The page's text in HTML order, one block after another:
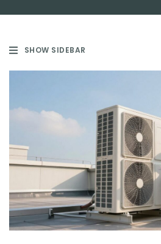
SHOW SIDEBAR